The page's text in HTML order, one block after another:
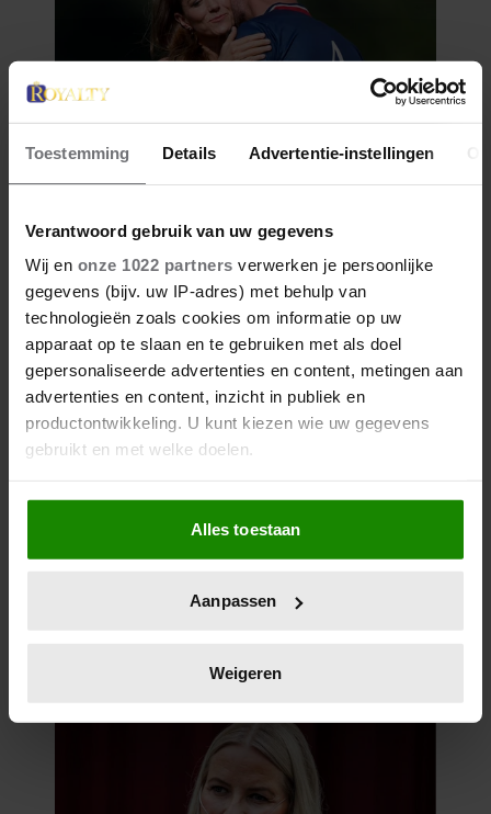
Toestemming Details Advertentie-instellingen
Verantwoord gebruik van uw gegevens
Wij en onze 1022 partners verwerken je persoonlijke
gegevens (bijv. uw IP-adres) met behulp van
technologieën zoals cookies om informatie op uw
apparaat op te slaan en te gebruiken met als doel
gepersonaliseerde advertenties en content, metingen aan
advertenties en content, inzicht in publiek en
productontwikkeling. U kunt kiezen wie uw gegevens
gebruikt en met welke doelen.
Als u het toestaat, willen we ook graag:
Informatie verzamelen over uw geografische
locatie, die tot een paar meter nauwkeurig kan zijn
scannen op specifieke eigenschappen (fingerprinting)
verwerkt en stel uw voorkeuren in het
intrekken in de Cookieverklaring.
We gebruiken cookies om content en advertenties te
personaliseren, om functies voor social media te bieden
Alles toestaan
Aanpassen
Weigeren